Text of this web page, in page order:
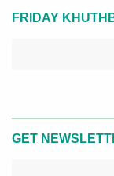
FRIDAY
GET